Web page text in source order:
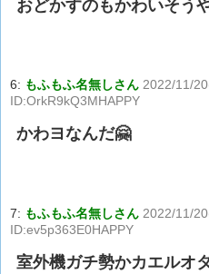
おどかすのもかわいそう
6: もふもふ名無しさん 2022/11/
ID:OrkR9kQ3MHAPPY
かわヨなんだ🤗
7: もふもふ名無しさん 2022/11/
ID:ev5p363E0HAPPY
室外機ガチ勢かカエルオ